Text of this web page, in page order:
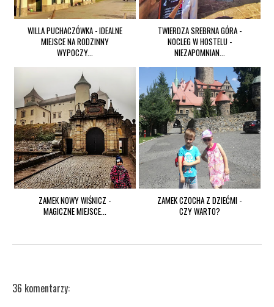
WILLA PUCHACZÓWKA - IDEALNE
MIEJSCE NA RODZINNY
WYPOCZY...
TWIERDZA SREBRNA GÓRA -
NOCLEG W HOSTELU -
NIEZAPOMNIAN...
ZAMEK NOWY WIŚNICZ -
MAGICZNE MIEJSCE...
ZAMEK CZOCHA Z DZIEĆMI -
CZY WARTO?
36 komentarzy: